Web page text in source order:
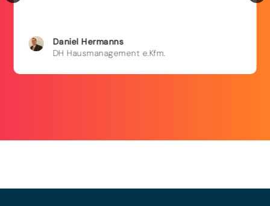
Daniel Hermanns
DH Hausmanagement e.Kfm.